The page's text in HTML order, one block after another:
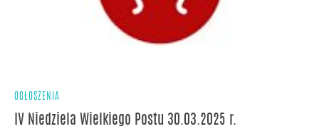
OGŁOSZENIA
IV Niedziela Wielkiego Postu 30.03.2025 r.